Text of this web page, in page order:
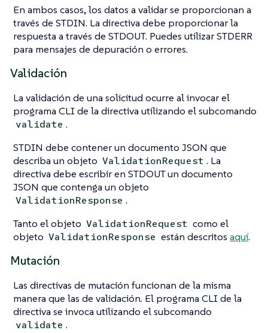
En ambos casos, los datos a validar se proporcionan a
través de STDIN. La directiva debe proporcionar la
respuesta a través de STDOUT. Puedes utilizar STDERR
para mensajes de depuración o errores.
Validación
La validación de una solicitud ocurre al invocar el
programa CLI de la directiva utilizando el subcomando
validate .
STDIN debe contener un documento JSON que
describa un objeto ValidationRequest . La
directiva debe escribir en STDOUT un documento
JSON que contenga un objeto
ValidationResponse .
Tanto el objeto ValidationRequest como el
objeto ValidationResponse están descritosaquí.
Mutación
Las directivas de mutación funcionan de la misma
manera que las de validación. El programa CLI de la
directiva se invoca utilizando el subcomando
validate .